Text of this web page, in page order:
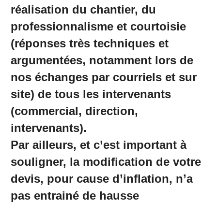
réalisation du chantier, du
professionnalisme et courtoisie
(réponses très techniques et
argumentées, notamment lors de
nos échanges par courriels et sur
site) de tous les intervenants
(commercial, direction,
intervenants).
Par ailleurs, et c’est important à
souligner, la modification de votre
devis, pour cause d’inflation, n’a
pas entrainé de hausse